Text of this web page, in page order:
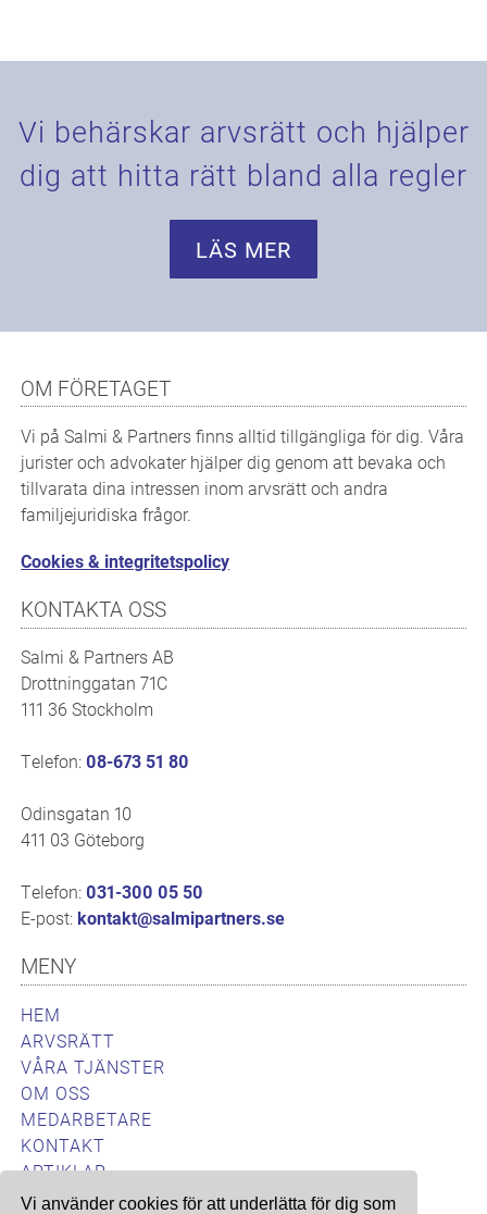
Vi använder cookies för att underlätta för dig som
Vi behärskar arvsrätt och hjälper
dig att hitta rätt bland alla regler
LÄS MER
OM FÖRETAGET
Vi på Salmi & Partners finns alltid tillgängliga för dig. Våra
jurister och advokater hjälper dig genom att bevaka och
tillvarata dina intressen inom arvsrätt och andra
familjejuridiska frågor.
Cookies & integritetspolicy
KONTAKTA OSS
Salmi & Partners AB
Drottninggatan 71C
111 36 Stockholm
Telefon: 08-673 51 80
Odinsgatan 10
411 03 Göteborg
Telefon: 031-300 05 50
E-post:kontakt@salmipartners.se
MENY
HEM
ARVSRÄTT
VÅRA TJÄNSTER
OM OSS
MEDARBETARE
KONTAKT
ARTIKLAR